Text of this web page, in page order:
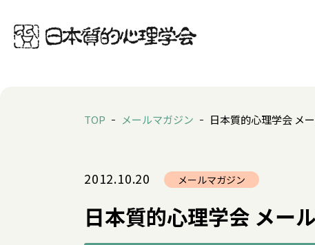
TOP メールマガジン 日本質的心理学会 メ
2012.10.20 メールマガジン
日本質的心理学会 メー